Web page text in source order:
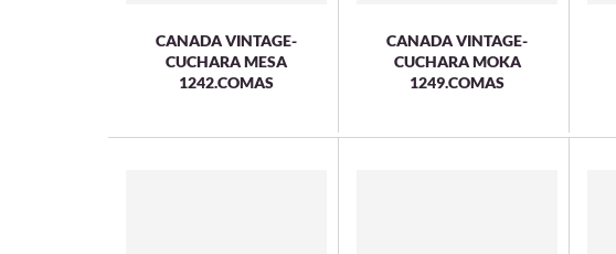
CANADA VINTAGE-
CUCHARA MESA
1242.COMAS
CANADA VINTAGE-
CUCHARA MOKA
1249.COMAS